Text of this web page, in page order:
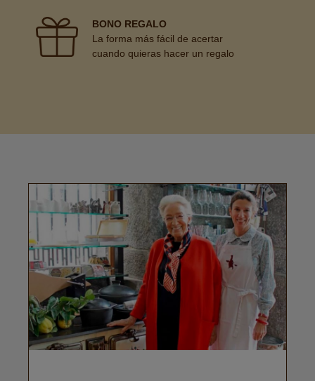
BONO REGALO
La forma más fácil de acertar
cuando quieras hacer un regalo